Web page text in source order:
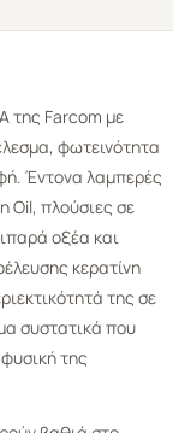
της Farcom με
φωτεινότητα
Έντονα λαμπερές
Oil, πλούσιες σε
οξέα και
κερατίνη
της σε
συστατικά που
της